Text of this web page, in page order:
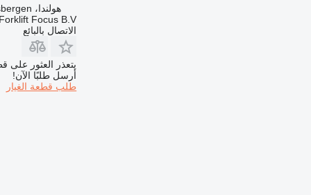
هولندا، Haaksbergen
Forklift Focus B.V.
الاتصال بالبائع
يتعذر العثور على
أرسل طلبًا الآن!
طلب قطعة الغيار